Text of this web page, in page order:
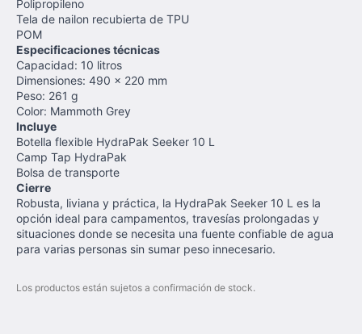
Polipropileno
Tela de nailon recubierta de TPU
POM
Especificaciones técnicas
Capacidad: 10 litros
Dimensiones: 490 × 220 mm
Peso: 261 g
Color: Mammoth Grey
Incluye
Botella flexible HydraPak Seeker 10 L
Camp Tap HydraPak
Bolsa de transporte
Cierre
Robusta, liviana y práctica, la HydraPak Seeker 10 L es la
opción ideal para campamentos, travesías prolongadas y
situaciones donde se necesita una fuente confiable de agua
para varias personas sin sumar peso innecesario.
Los productos están sujetos a confirmación de stock.